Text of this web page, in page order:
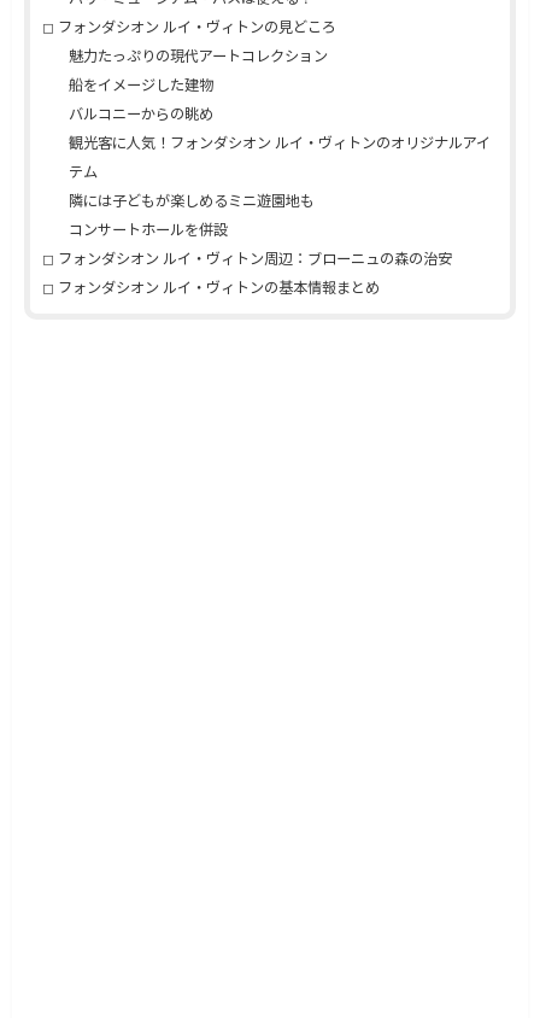
フォンダシオン ルイ・ヴィトンの見どころ
魅力たっぷりの現代アートコレクション
船をイメージした建物
バルコニーからの眺め
観光客に人気！フォンダシオン ルイ・ヴィトンのオリジナルアイ
テム
隣には子どもが楽しめるミニ遊園地も
コンサートホールを併設
フォンダシオン ルイ・ヴィトン周辺：ブローニュの森の治安
フォンダシオン ルイ・ヴィトンの基本情報まとめ